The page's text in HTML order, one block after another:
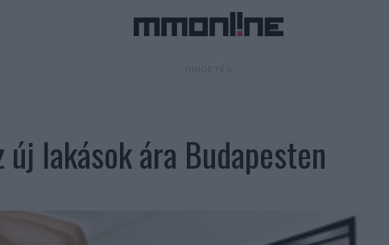
lakások ára Budapesten